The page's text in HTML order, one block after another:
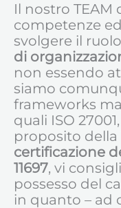
Il nostro TEAM
competenze
svolgere il
di
non essendo
siamo
frameworks
quali ISO
proposito
certificazione
11697, vi
possesso del
in quanto – ad